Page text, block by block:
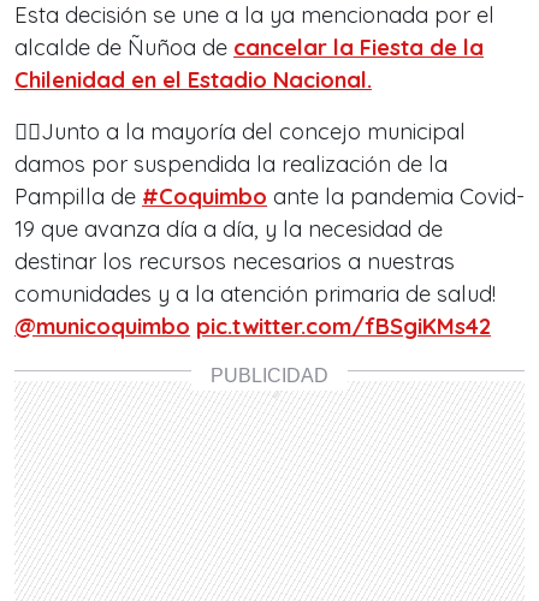
Esta decisión se une a la ya mencionada por el
alcalde de Ñuñoa de cancelar la Fiesta de la
Chilenidad en el Estadio Nacional.
👉🏼Junto a la mayoría del concejo municipal
damos por suspendida la realización de la
Pampilla de #Coquimbo ante la pandemia Covid-
19 que avanza día a día, y la necesidad de
destinar los recursos necesarios a nuestras
comunidades y a la atención primaria de salud!
@municoquimbo pic.twitter.com/fBSgiKMs42